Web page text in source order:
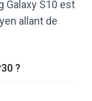
Galaxy S10 est
allant de
?